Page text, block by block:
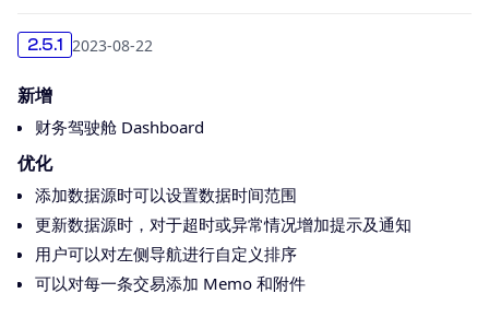
2.5.1 2023-08-22
新增
财务驾驶舱 Dashboard
优化
添加数据源时可以设置数据时间范围
更新数据源时，对于超时或异常情况增加提示及通知
用户可以对左侧导航进行自定义排序
可以对每一条交易添加 Memo 和附件